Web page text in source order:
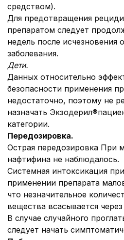
средством).
Для предотвращения
препаратом следует
недель после
заболевания.
Дети.
Данных относительно
безопасности применения
недостаточно, поэтому не
назначать
категории.
Передозировка.
Острая передозировка При
нафтифина не наблюдалось.
Системная интоксикация
применении препарата
что незначительное
вещества всасывается
В случае случайного
следует начать